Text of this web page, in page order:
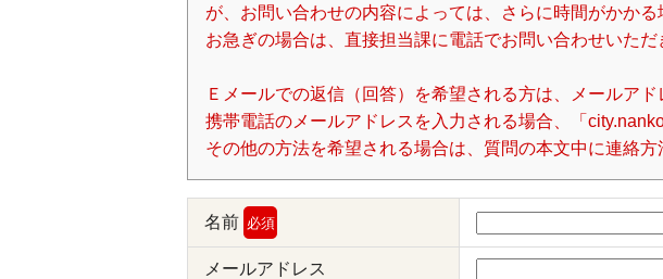
が、お問い合わせの内容によっては、さらに時間がかかる
お急ぎの場合は、直接担当課に電話でお問い合わせいただ
Ｅメールでの返信（回答）を希望される方は、メールアド
携帯電話のメールアドレスを入力される場合、「
その他の方法を希望される場合は、質問の本文中に連絡方
名前 必須
メールアドレス